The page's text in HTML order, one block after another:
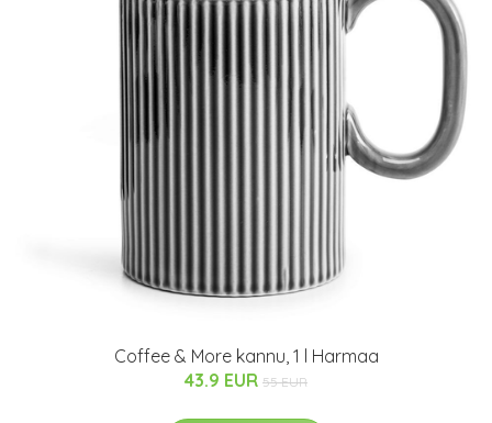
Coffee & More kannu, 1 l Harmaa
43.9 EUR 55 EUR